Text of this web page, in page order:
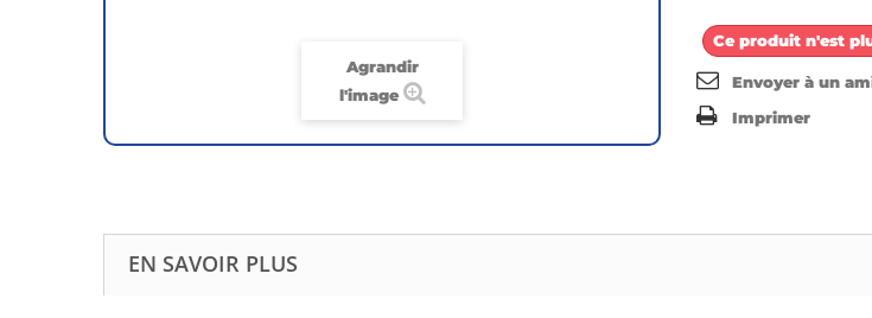
Agrandir
l'image
Ce produit n'est
Envoyer à un
Imprimer
EN SAVOIR PLUS